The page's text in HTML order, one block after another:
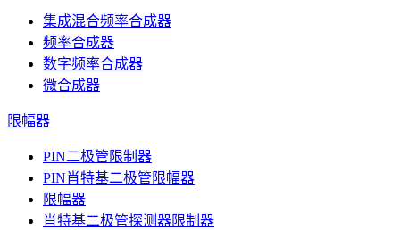
集成混合频率合成器
频率合成器
数字频率合成器
微合成器
限幅器
PIN二极管限制器
PIN肖特基二极管限幅器
限幅器
肖特基二极管探测器限制器